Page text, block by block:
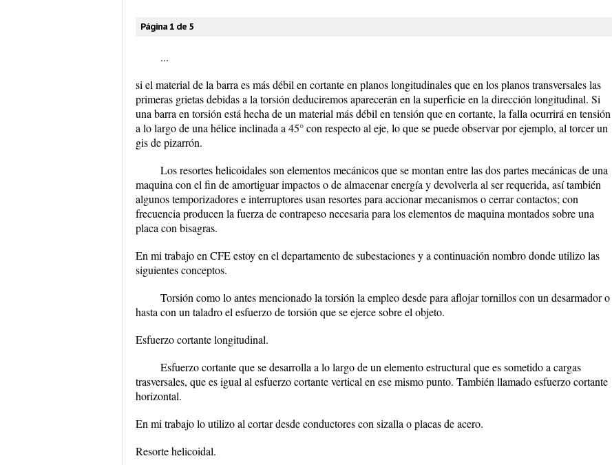
Página 1 de 5
...
si el material de la barra es más débil en cortante en planos longitudinales que en los planos transversales las
primeras grietas debidas a la torsión deduciremos aparecerán en la superficie en la dirección longitudinal. Si
una barra en torsión está hecha de un material más débil en tensión que en cortante, la falla ocurrirá en tensión
a lo largo de una hélice inclinada a 45° con respecto al eje, lo que se puede observar por ejemplo, al torcer un
gis de pizarrón.
Los resortes helicoidales son elementos mecánicos que se montan entre las dos partes mecánicas de una
maquina con el fin de amortiguar impactos o de almacenar energía y devolverla al ser requerida, así también
algunos temporizadores e interruptores usan resortes para accionar mecanismos o cerrar contactos; con
frecuencia producen la fuerza de contrapeso necesaria para los elementos de maquina montados sobre una
placa con bisagras.
En mi trabajo en CFE estoy en el departamento de subestaciones y a continuación nombro donde utilizo las
siguientes conceptos.
Torsión como lo antes mencionado la torsión la empleo desde para aflojar tornillos con un desarmador o
hasta con un taladro el esfuerzo de torsión que se ejerce sobre el objeto.
Esfuerzo cortante longitudinal.
Esfuerzo cortante que se desarrolla a lo largo de un elemento estructural que es sometido a cargas
trasversales, que es igual al esfuerzo cortante vertical en ese mismo punto. También llamado esfuerzo cortante
horizontal.
En mi trabajo lo utilizo al cortar desde conductores con sizalla o placas de acero.
Resorte helicoidal.